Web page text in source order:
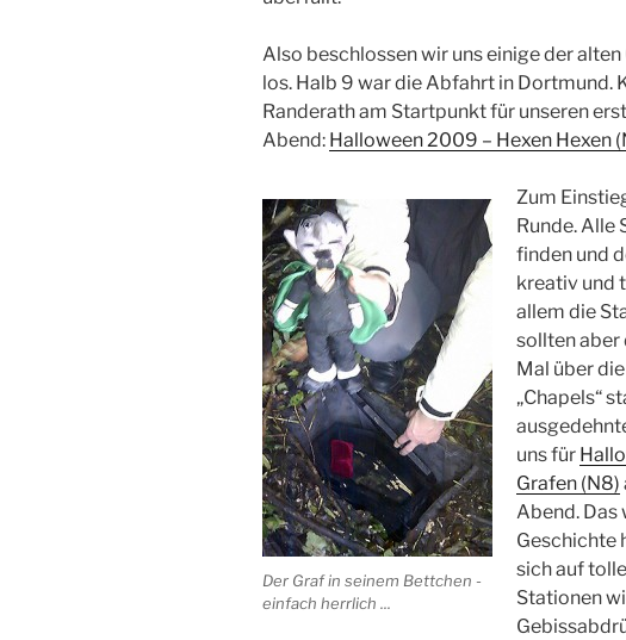
Also beschlossen wir uns einige der
los. Halb 9 war die Abfahrt in Dortmund.
Randerath am Startpunkt für unseren
Abend: Halloween 2009 – Hexen Hexen
Der Graf in seinem Bettchen -
einfach herrlich ...
Zum
Runde. Alle
finden und
kreativ und
allem die
sollten aber
Mal über
„Chapels“
uns für
Grafen (N8)
Abend. Das
Geschichte
sich auf
Stationen